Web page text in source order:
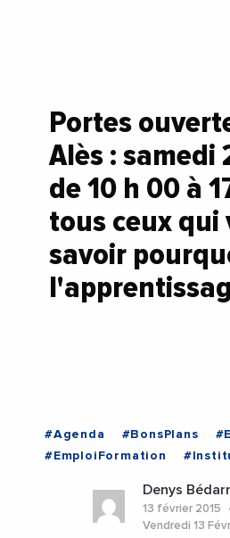
Portes
Alès : samedi
de 10 h 00 à
tous ceux
savoir
#Agenda #BonsPlans
#EmploiFormation
Denys
13 février 2015
Vendredi 13